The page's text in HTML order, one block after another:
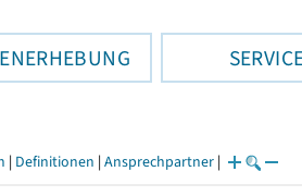
| Definitionen | Ansprechpartner |